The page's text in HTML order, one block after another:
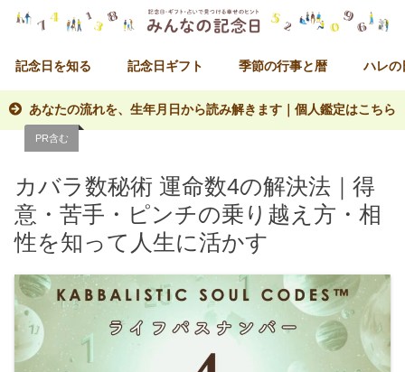
記念日を知る 記念日ギフト 季節の行事と暦 ハレの
あなたの流れを、生年月日から読み解きます｜個人鑑定はこちら
PR含む
カバラ数秘術 運命数4の解決法｜得
意・苦手・ピンチの乗り越え方・相
性を知って人生に活かす